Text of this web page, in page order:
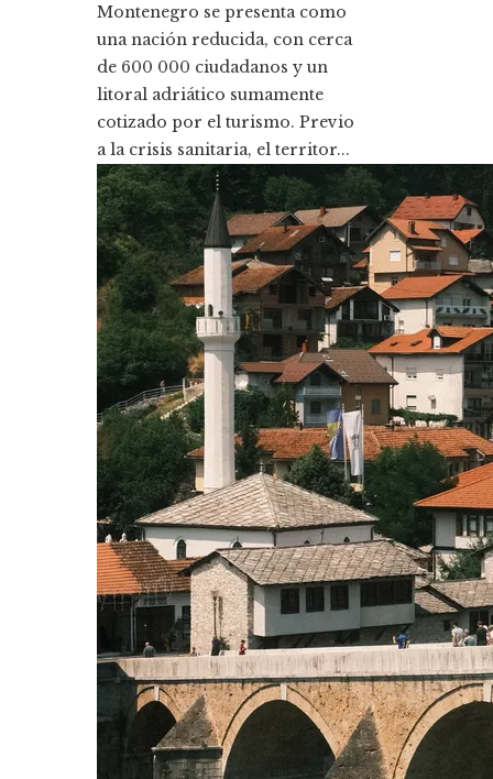
Montenegro se presenta como
una nación reducida, con cerca
de 600 000 ciudadanos y un
litoral adriático sumamente
cotizado por el turismo. Previo
a la crisis sanitaria, el territor...